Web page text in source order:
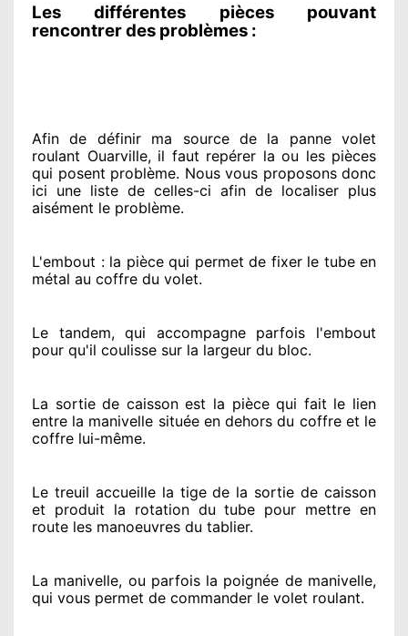
Les différentes pièces pouvant
rencontrer des problèmes :
Afin de définir ma sourcede la panne volet
roulant Ouarville, il faut repérer la ou les pièces
qui posent problème. Nous vous proposonsdonc
ici une liste de celles-ci afin de localiser plus
aisément le problème.
L'embout : la pièce qui permet de fixer le tube en
métal au coffre du volet.
Le tandem, qui accompagne parfois l'embout
pour qu'il coulisse sur la largeur du bloc.
La sortie de caisson est la pièce qui fait le lien
entre la manivelle situéeen dehors du coffre et le
coffre lui-même.
Le treuil accueille la tige de la sortie de caisson
et produit la rotation du tube pour mettre en
route les manoeuvres du tablier.
La manivelle, ou parfois la poignée de manivelle,
qui vous permet de commander le volet roulant.